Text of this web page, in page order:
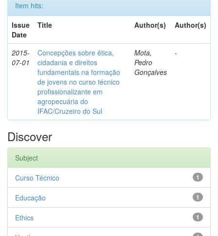
Item hits:
Issue
Date
Title Author(s) Author(s)
2015-
07-01
Concepções sobre ética,
cidadania e direitos
fundamentais na formação
de jovens no curso técnico
profissionalizante em
agropecuária do
IFAC/Cruzeiro do Sul
Mota,
Pedro
Gonçalves
-
Discover
Subject
1
Curso Técnico
1
Educação
1
Ethics